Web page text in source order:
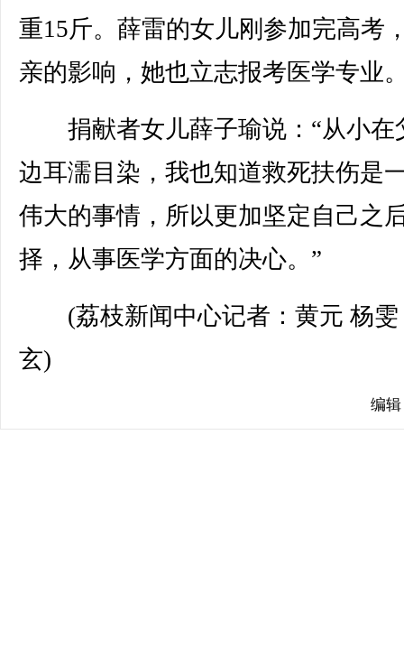
重15斤。薛雷的女儿刚参加完高考
亲的影响，她也立志报考医学专业
捐献者女儿薛子瑜说：“从小在
边耳濡目染，我也知道救死扶伤是
伟大的事情，所以更加坚定自己之
择，从事医学方面的决心。”
(荔枝新闻中心记者：黄元 杨雯
玄)
编